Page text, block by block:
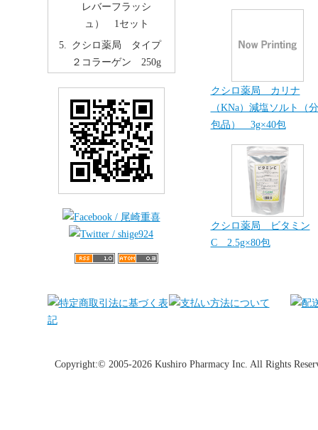
クシロ薬局 カリナ
（KNa）減塩ソルト（分
包品） 3g×40包
クシロ薬局 ビタミン
C 2.5g×80包
レバーフラッシ
ュ） 1セット
クシロ薬局 タイプ
２コラーゲン 250g
Copyright:© 2005-2026 Kushiro Pharmacy Inc. All Rights